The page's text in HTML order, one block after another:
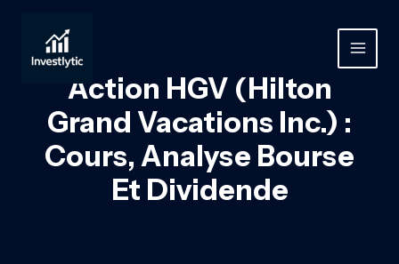
contenu
MAIN
Action HGV (Hilton
Grand Vacations Inc.) :
Cours, Analyse Bourse
Et Dividende